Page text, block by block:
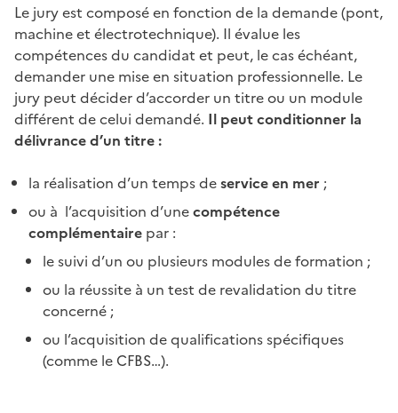
Le jury est composé en fonction de la demande (pont,
machine et électrotechnique). Il évalue les
compétences du candidat et peut, le cas échéant,
demander une mise en situation professionnelle. Le
jury peut décider d’accorder un titre ou un module
différent de celui demandé. Il peut conditionner la
délivrance d’un titre :
la réalisation d’un temps deservice en mer ;
ou à l’acquisition d’unecompétence
complémentaire par :
le suivi d’un ou plusieurs modules de formation ;
ou la réussite à un test de revalidation du titre
concerné ;
ou l’acquisition de qualifications spécifiques
(comme le CFBS…).